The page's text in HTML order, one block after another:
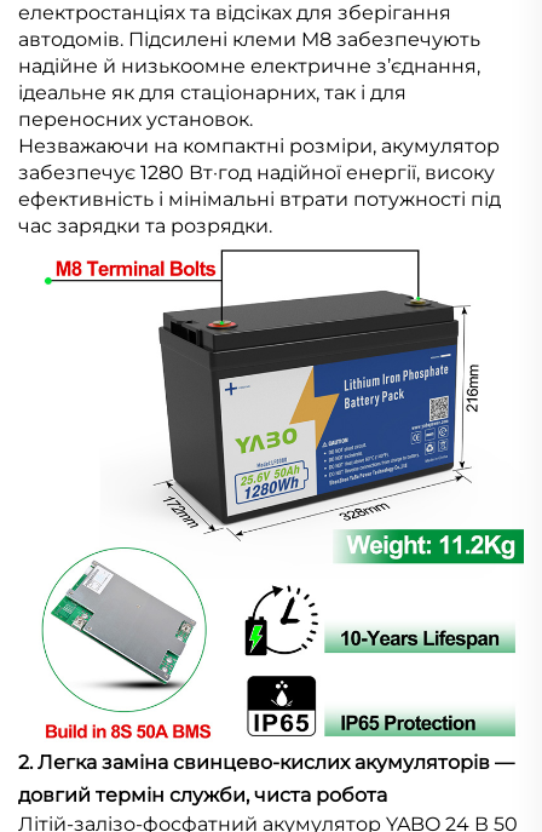
електростанціях та відсіках для зберігання
автодомів. Підсилені клеми M8 забезпечують
надійне й низькоомне електричне з’єднання,
ідеальне як для стаціонарних, так і для
переносних установок.
Незважаючи на компактні розміри, акумулятор
забезпечує 1280 Вт·год надійної енергії, високу
ефективність і мінімальні втрати потужності під
час зарядки та розрядки.
2. Легка заміна свинцево-кислих акумуляторів —
довгий термін служби, чиста робота
Літій-залізо-фосфатний акумулятор YABO 24 В 50